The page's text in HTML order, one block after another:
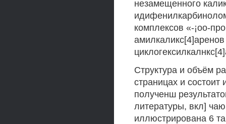
незамещенного
комплексов «-¡оо-
Структура и объём
страницах и
полученш
литературы, вкл]
иллюстрирована 6